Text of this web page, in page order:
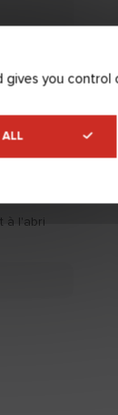
à l'abri
gives you
ALL